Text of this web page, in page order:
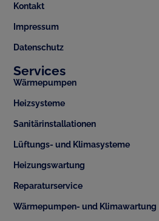
Kontakt
Impressum
Datenschutz
Services
Wärmepumpen
Heizsysteme
Sanitärinstallationen
Lüftungs- und Klimasysteme
Heizungswartung
Reparaturservice
Wärmepumpen- und Klimawartung